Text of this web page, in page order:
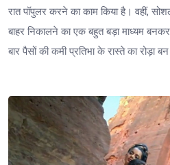
रात पॉपुलर करने का काम किया है। वहीं,
बाहर निकालने का एक बहुत बड़ा माध्यम
बार पैसों की कमी प्रतिभा के रास्ते का रोड़ा